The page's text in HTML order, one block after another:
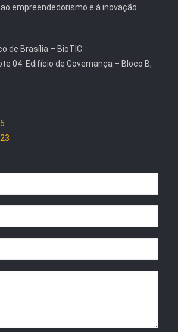
empreendedorismo e à inovação.
de Brasília – BioTIC
04. Edifício de Governança – Bloco B,